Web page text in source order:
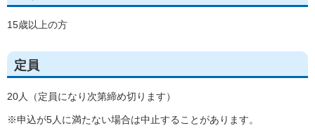
15歳以上の方
定員
20人（定員になり次第締め切ります）
※申込が5人に満たない場合は中止することがあります。